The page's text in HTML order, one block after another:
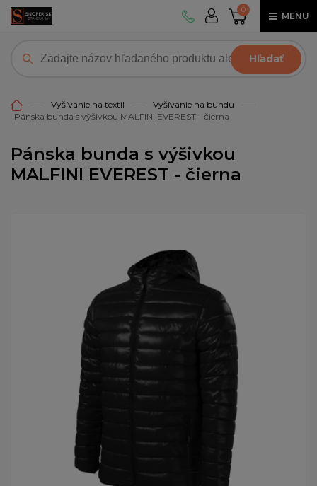
0
MENU
Hľadať
Vyšívanie na textil
Vyšívanie na bundu
Pánska bunda s výšivkou MALFINI EVEREST - čierna
Pánska bunda s výšivkou
MALFINI EVEREST - čierna